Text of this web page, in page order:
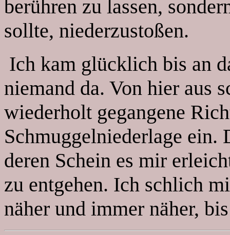
berühren zu lassen,
sollte, niederzustoßen.
Ich kam glücklich bis an
niemand da. Von hier aus
wiederholt gegangene
Schmuggelniederlage ein.
deren Schein es mir
zu entgehen. Ich schlich
näher und immer näher,